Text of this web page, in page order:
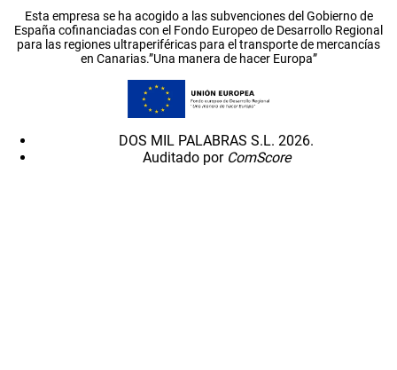
Esta empresa se ha acogido a las subvenciones del Gobierno de
España cofinanciadas con el Fondo Europeo de Desarrollo Regional
para las regiones ultraperiféricas para el transporte de mercancías
en Canarias.”Una manera de hacer Europa”
DOS MIL PALABRAS S.L. 2026.
Auditado por ComScore